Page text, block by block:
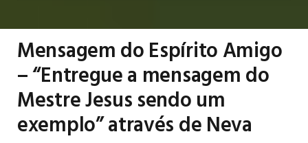
Mensagem do Espírito Amigo
– “Entregue a mensagem do
Mestre Jesus sendo um
exemplo” através de Neva